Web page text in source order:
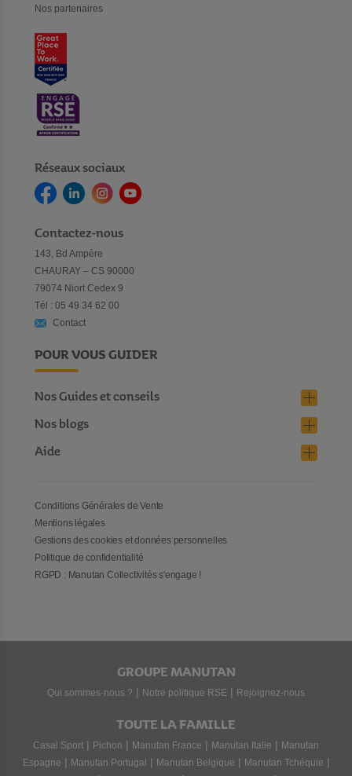
Nos partenaires
Réseaux sociaux
Contactez-nous
143, Bd Ampère
CHAURAY – CS 90000
79074 Niort Cedex 9
Tél : 05 49 34 62 00
Contact
POUR VOUS GUIDER
Nos Guides et conseils
Nos blogs
Aide
Conditions Générales de Vente
Mentions légales
Gestions des cookies et données personnelles
Politique de confidentialité
RGPD : Manutan Collectivités s'engage !
GROUPE MANUTAN
Qui sommes-nous ? | Notre politique RSE | Rejoignez-nous
TOUTE LA FAMILLE
Casal Sport | Pichon | Manutan France | Manutan Italie | Manutan
Espagne | Manutan Portugal | Manutan Belgique | Manutan Tchéquie |